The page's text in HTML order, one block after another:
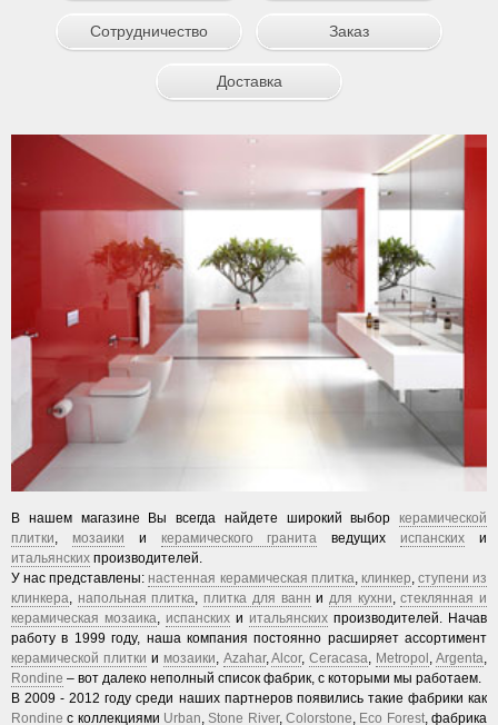
Сотрудничество Заказ
Доставка
В нашем магазине Вы всегда найдете широкий выбор керамической
плитки, мозаики и керамического гранита ведущих испанских и
итальянских производителей.
У нас представлены: настенная керамическая плитка, клинкер, ступени из
клинкера, напольная плитка, плитка для ванн и для кухни,стеклянная и
керамическая мозаика, испанских и итальянских производителей. Начав
работу в 1999 году, наша компания постоянно расширяет ассортимент
керамической плитки и мозаики, Azahar,Alcor,Ceracasa, Metropol , Argenta,
Rondine – вот далеко неполный список фабрик, с которыми мы работаем.
В 2009 - 2012 году среди наших партнеров появились такие фабрики как
Rondine с коллекциями Urban,Stone River,Colorstone, Eco Forest, фабрика